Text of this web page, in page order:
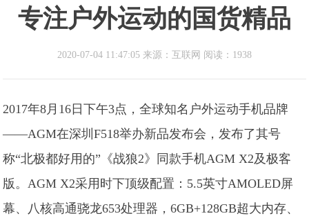
专注户外运动的国货精品
2020-07-04 11:47:05 来源：互联网 阅读：1938
2017年8月16日下午3点，全球知名户外运动手机品牌
——AGM在深圳F518举办新品发布会，发布了其号
称“北极都好用的”《战狼2》同款手机AGM X2及极客
版。AGM X2采用时下顶级配置：5.5英寸AMOLED屏
幕、八核高通骁龙653处理器，6GB+128GB超大内存、